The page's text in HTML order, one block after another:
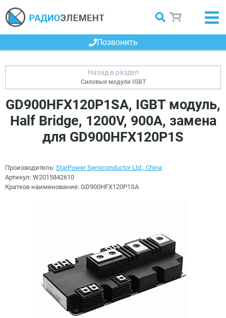
Позвонить
Силовые модули IGBT
GD900HFX120P1SA, IGBT модуль,
Half Bridge, 1200V, 900A, замена
для GD900HFX120P1S
Производитель: StarPower Semiconductor Ltd., China
Артикул: W2015842610
Краткое наименование: GD900HFX120P1SA